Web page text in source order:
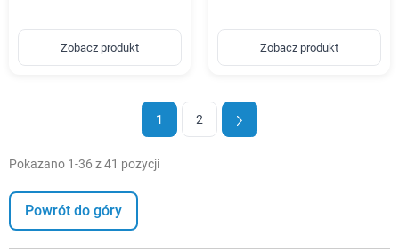
Zobacz produkt Zobacz produkt
1 2
Pokazano 1-36 z 41 pozycji
Powrót do góry